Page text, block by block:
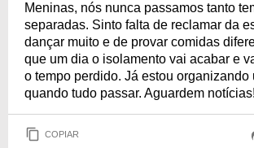
Meninas, nós nunca passamos tanto
separadas. Sinto falta de reclamar da
dançar muito e de provar comidas
que um dia o isolamento vai acabar e
o tempo perdido. Já estou organizando
quando tudo passar. Aguardem
COPIAR